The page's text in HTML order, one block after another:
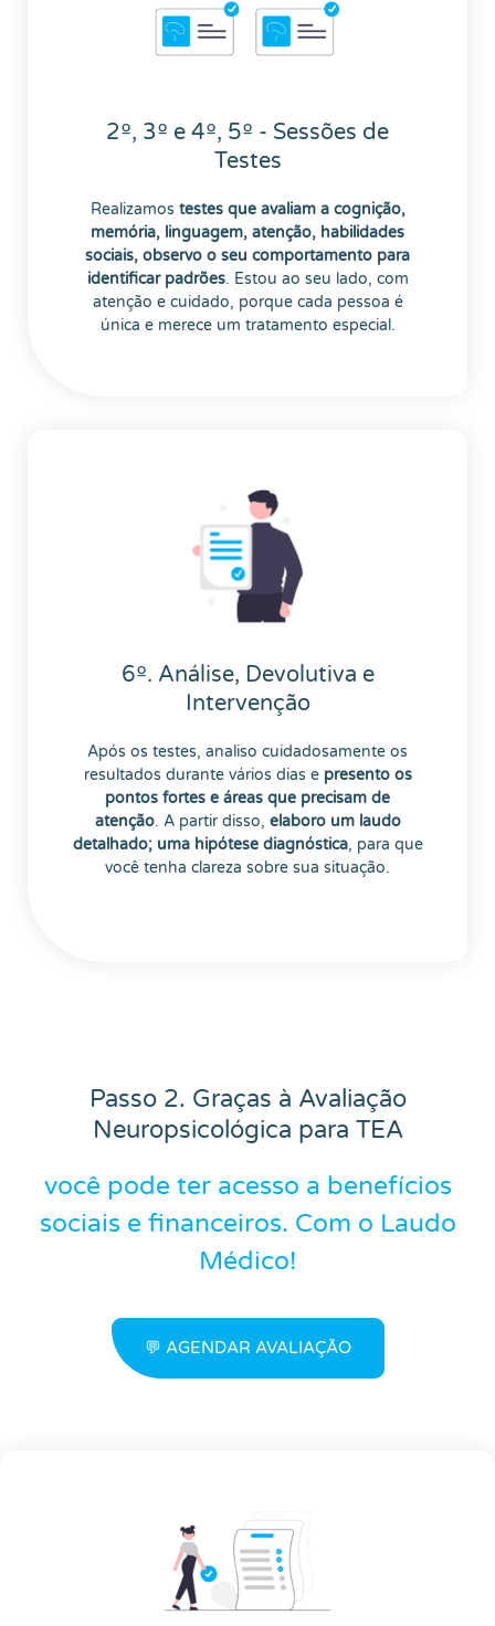
2º, 3º e 4º, 5º - Sessões de
Testes
Realizamos testes que avaliam a cognição,
memória, linguagem, atenção, habilidades
sociais, observo o seu comportamento para
identificar padrões. Estou ao seu lado, com
atenção e cuidado, porque cada pessoa é
única e merece um tratamento especial.
6º. Análise, Devolutiva e
Intervenção
Após os testes, analiso cuidadosamente os
resultados durante vários dias e presento os
pontos fortes e áreas que precisam de
atenção. A partir disso, elaboro um laudo
detalhado; uma hipótese diagnóstica, para que
você tenha clareza sobre sua situação.
Passo 2. Graças à Avaliação
Neuropsicológica para TEA
você pode ter acesso a benefícios
sociais e financeiros. Com o Laudo
Médico!
💬 AGENDAR AVALIAÇÃO